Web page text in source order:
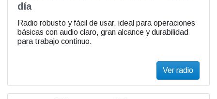
día
Radio robusto y fácil de usar, ideal para operaciones
básicas con audio claro, gran alcance y durabilidad
para trabajo continuo.
Ver radio